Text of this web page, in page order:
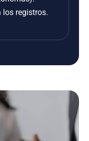
los registros.